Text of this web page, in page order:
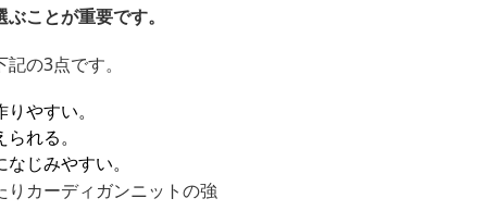
ことが重要です。
の3点です。
やすい。
れる。
じみやすい。
カーディガンニットの強